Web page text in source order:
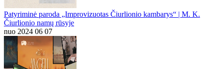
Patyriminė paroda „Improvizuotas Čiurlionio kambarys“ | M. K.
Čiurlionio namų rūsyje
nuo 2024 06 07